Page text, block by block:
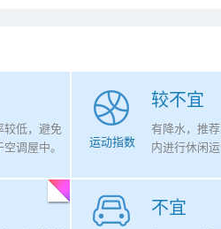
较低，避免
调屋中。
较不宜
运动指数
有降水，推
内进行休闲
不宜